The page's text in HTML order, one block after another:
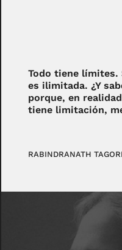
Todo tiene
es ilimitada. ¿Y
porque, en
tiene limitación,
RABINDRANATH